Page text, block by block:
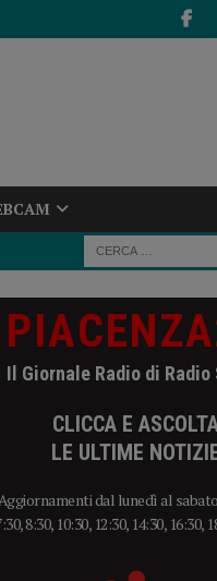
Il Giornale Radio di Radio
CLICCA E
LE ULTIME
dal lunedì al
8:30, 10:30, 12:30, 14:30, 16:30,